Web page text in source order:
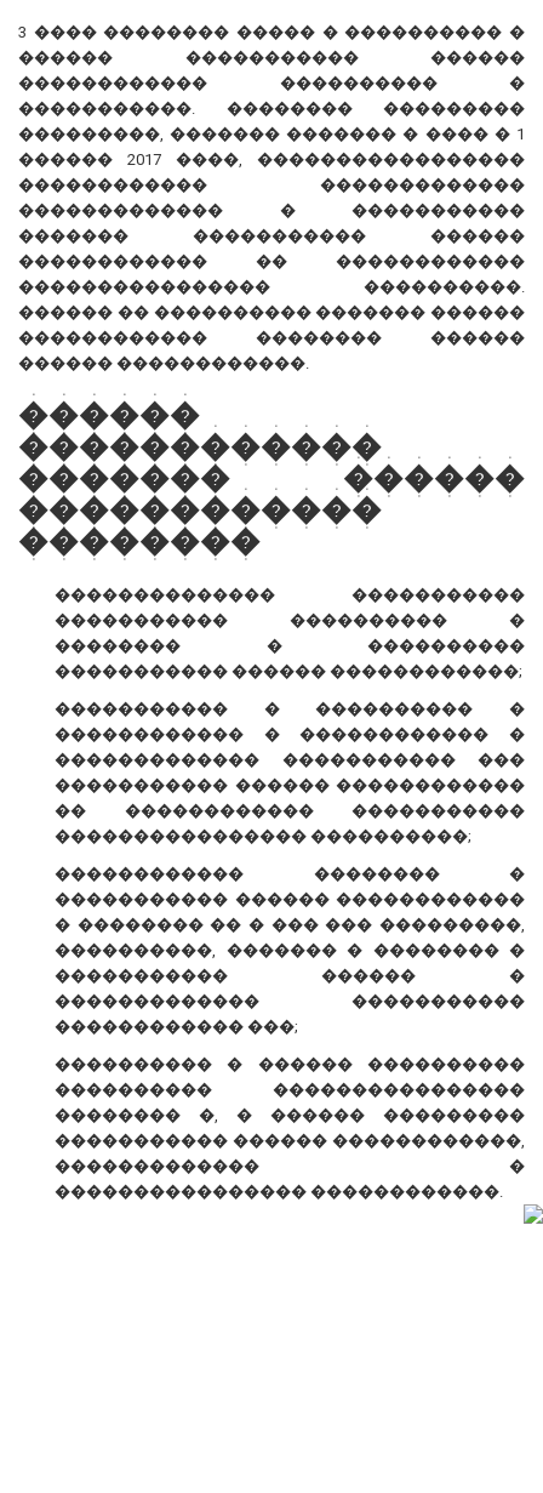
3 ���� �������� ����� � ���������� �
������ ����������� ������
������������ ���������� �
�����������. �������� ���������
���������, ������� ������� � ���� � 1
������ 2017 ����, �����������������
������������ �������������
������������� � �����������
������� ����������� ������
������������ �� ������������
���������������� ����������.
������ �� ���������� ������� ������
������������ �������� ������
������ ������������.
������
������������
������� ������
������������
��������
�������������� �����������
����������� ���������� �
�������� � ����������
����������� ������ ������������;
����������� � ���������� �
������������ � ������������ �
������������� ����������� ���
����������� ������ ������������
�� ������������ �����������
���������������� ����������;
������������ �������� �
����������� ������ ������������
� �������� �� � ��� ��� ���������,
����������, ������� � �������� �
����������� ������ �
������������� �����������
������������ ���;
���������� � ������ ����������
���������� ����������������
�������� �, � ������ ���������
����������� ������ ������������,
������������� �
���������������� ������������.